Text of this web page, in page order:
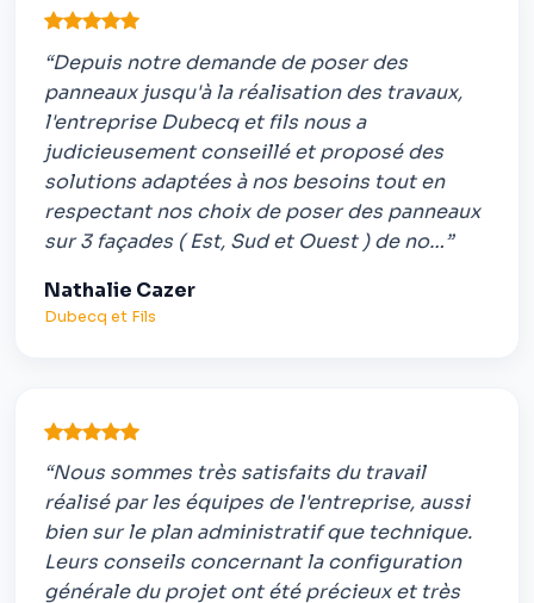
“Depuis notre demande de poser des
panneaux jusqu'à la réalisation des travaux,
l'entreprise Dubecq et fils nous a
judicieusement conseillé et proposé des
solutions adaptées à nos besoins tout en
respectant nos choix de poser des panneaux
sur 3 façades ( Est, Sud et Ouest ) de no…”
Nathalie Cazer
Dubecq et Fils
“Nous sommes très satisfaits du travail
réalisé par les équipes de l'entreprise, aussi
bien sur le plan administratif que technique.
Leurs conseils concernant la configuration
générale du projet ont été précieux et très